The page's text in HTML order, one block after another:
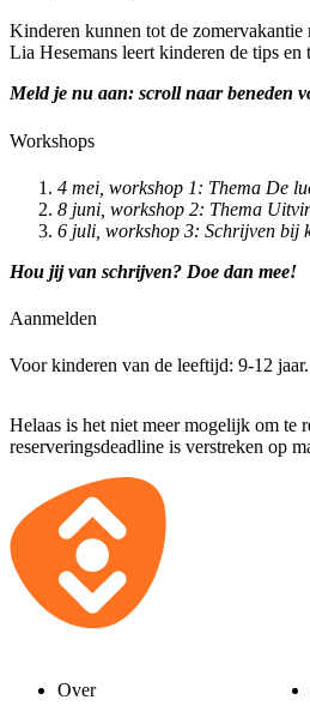
Kinderen kunnen tot de
Lia Hesemans leert kinderen de tips
Meld je nu aan: scroll naar beneden
Workshops
4 mei, workshop 1: Thema De
8 juni, workshop 2: Thema
6 juli, workshop 3: Schrijven bij
Hou jij van schrijven? Doe dan mee!
Aanmelden
Voor kinderen van de leeftijd: 9-12
Helaas is het niet meer mogelijk om te
reserveringsdeadline is verstreken op
Over